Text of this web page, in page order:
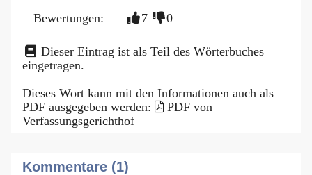
Bewertungen:
7 0
Dieser Eintrag ist als Teil des Wörterbuches
eingetragen.
Dieses Wort kann mit den Informationen auch als
PDF ausgegeben werden:
PDF von
Verfassungsgerichthof
Kommentare (1)